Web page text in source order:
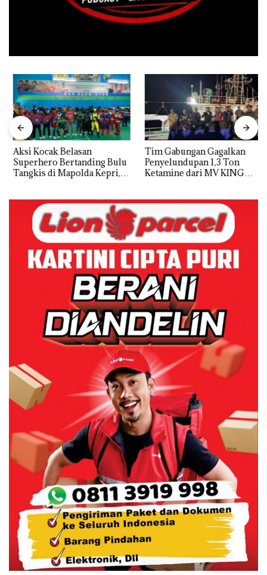
Aksi Kocak Belasan
Superhero Bertanding Bulu
Tangkis di Mapolda Kepri,
Tim Gabungan Gagalkan
Penyelundupan 1,3 Ton
Ketamine dari MV KING